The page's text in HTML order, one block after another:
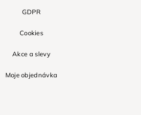
GDPR
Cookies
Akce a slevy
Moje objednávka